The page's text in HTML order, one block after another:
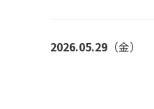
2026.05.29 （金）